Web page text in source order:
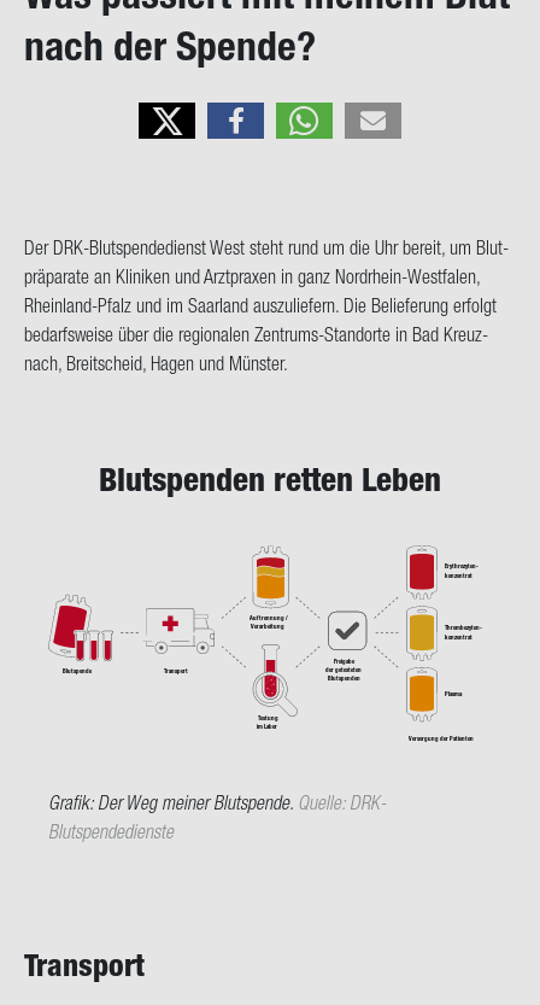
nach der Spen­de?
Der DRK-​Blutspendedienst West steht rund um die Uhr be­reit, um Blut­
prä­pa­ra­te an Kli­ni­ken und Arzt­pra­xen in ganz Nordrhein-​Westfalen,
Rheinland-​Pfalz und im Saar­land aus­zu­lie­fern. Die Be­lie­fe­rung er­folgt
be­darfs­wei­se über die re­gio­na­len Zentrums-​Standorte in Bad Kreuz­
nach, Breit­scheid, Hagen und Müns­ter.
Blut­spen­den ret­ten Leben
Blutspende Transport
Testung
im Labor
Auftrennung /
Verarbeitung
Freigabe
der getesteten
Blutspenden
Plasma
Thrombozyten-
konzentrat
Erythrozyten-
konzentrat
Versorgung der Patienten
Gra­fik: Der Weg mei­ner Blut­spen­de. Quel­le: DRK-​
Blutspendedienste
Trans­port